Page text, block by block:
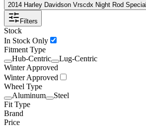
2014 Harley Davidson Vrscdx Night Rod Special
Filters
Stock
In Stock Only
Fitment Type
Hub-Centric
Lug-Centric
Winter Approved
Winter Approved
Wheel Type
Aluminum
Steel
Fit Type
Brand
Price